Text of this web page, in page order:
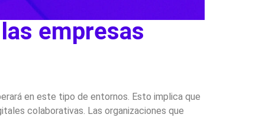
empresas
en este tipo de entornos. Esto implica que
colaborativas. Las organizaciones que